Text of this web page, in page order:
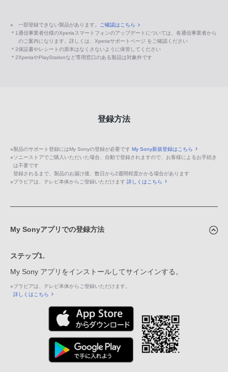
※ 一部登録できない製品があります。 ご確認はこちら
＊1通信事業者仕様のXperiaスマートフォンのアップデートについては、各通信事業者から
のご案内になります。詳しくは、Xperiaサポートページ をご確認ください
＊2保証書やレシートの原本はなくさないように保管してください
＊2XperiaやPlayStationなど専用窓口のある製品は対象外です
登録方法
※製品のサポート登録にはMy Sonyの登録が必要です My Sony新規登録はこちら
※ソニーストアでご購入いただいた場合、自動で登録されますので、お客様によるお手続き
は不要です
登録されるまで、製品のお届け後、数日から2週間程度かかる場合があります
※ブラビアは、テレビ本体からご登録いただけます 詳しくはこちら
My Sonyアプリでの登録方法
ステップ1.
My Sony アプリをインストールしてサインインする。
※ブラビアは、テレビ本体からご登録いただけます。
詳しくはこちら